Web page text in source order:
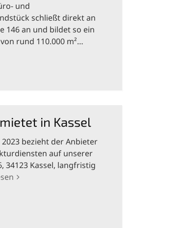
und
schließt direkt an
146 an und bildet so ein
rund 110.000 m²…
in Kassel
bezieht der Anbieter
auf unserer
34123 Kassel, langfristig